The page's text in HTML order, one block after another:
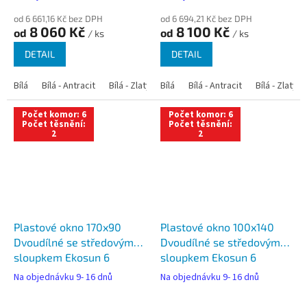
od 6 661,16 Kč bez DPH
od 8 060 Kč / ks
DETAIL
Bílá Bílá - Antracit Bílá - Zlatý dub Bílá - Tmavý dub Bílá -
od 6 694,21 Kč bez DPH
od 8 100 Kč / ks
DETAIL
Bílá Bílá - Antracit Bílá - Zlatý
Počet komor: 6
Počet těsnění:
2
Plastové okno 170x90
Dvoudílné se středovým
sloupkem Ekosun 6
Na objednávku 9- 16 dnů
Počet komor: 6
Počet těsnění:
2
Plastové okno 100x140
Dvoudílné se středovým
sloupkem Ekosun 6
Na objednávku 9- 16 dnů